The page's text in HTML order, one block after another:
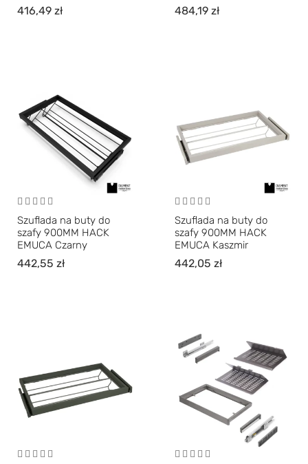
416,49 zł 484,19 zł
Szuflada na buty do
szafy 900MM HACK
EMUCA Czarny
442,55 zł
Szuflada na buty do
szafy 900MM HACK
EMUCA Kaszmir
442,05 zł